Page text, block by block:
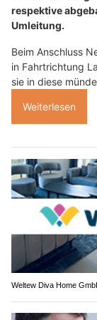
respektive
Umleitung.
Beim Anschluss
in Fahrtrichtung
sie in diese
Weiterlesen
Weltew Diva Home